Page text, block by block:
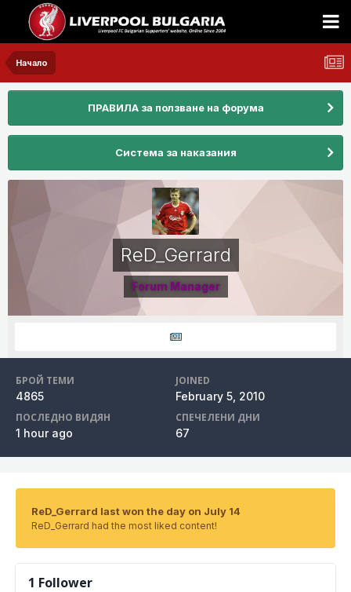
Начало
ПРАВИЛА за ползване на форума
Система за наказания
ReD_Gerrard
Forum Manager
БРОЙ ТЕМИ
4865
JOINED
February 5, 2010
ПОСЛЕДНО ВИДЯН
1 hour ago
СПЕЧЕЛЕНИ ДНИ
67
ReD_Gerrard last won the day on July 14
ReD_Gerrard had the most liked content!
1 Follower